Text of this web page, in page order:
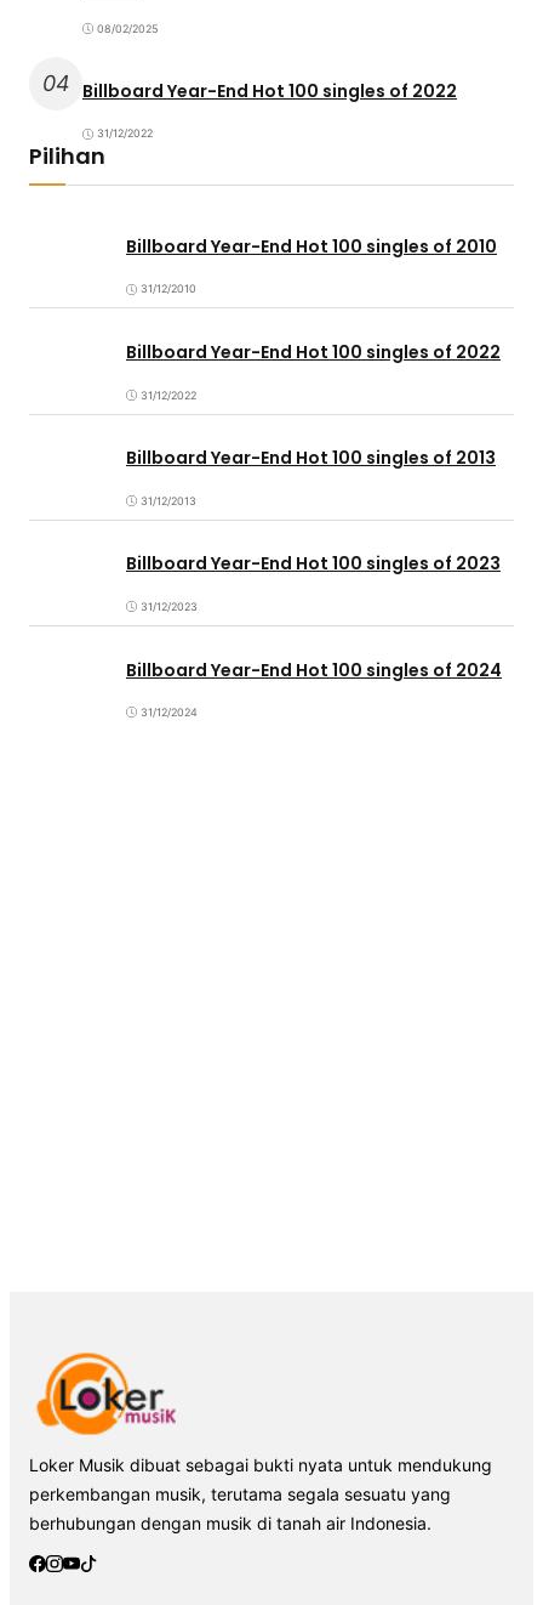
08/02/2025
04 Billboard Year-End Hot 100 singles of 2022
31/12/2022
Pilihan
Billboard Year-End Hot 100 singles of 2010
31/12/2010
Billboard Year-End Hot 100 singles of 2022
31/12/2022
Billboard Year-End Hot 100 singles of 2013
31/12/2013
Billboard Year-End Hot 100 singles of 2023
31/12/2023
Billboard Year-End Hot 100 singles of 2024
31/12/2024
Loker Musik dibuat sebagai bukti nyata untuk mendukung
perkembangan musik, terutama segala sesuatu yang
berhubungan dengan musik di tanah air Indonesia.